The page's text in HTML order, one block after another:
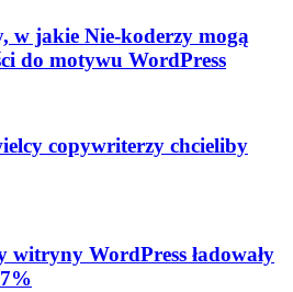
w jakie Nie-koderzy mogą
do motywu WordPress
copywriterzy chcieliby
witryny WordPress ładowały